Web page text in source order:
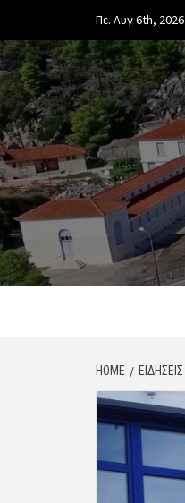
content
Πε. Αυγ 6th, 2026
HOME ΕΙΔΗΣΕΙΣ